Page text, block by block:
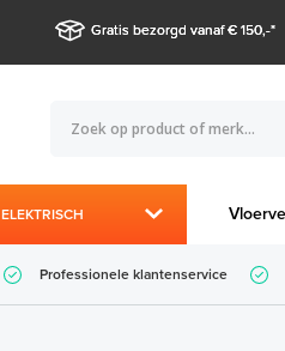
Gratis bezorgd vanaf € 150,-*
ELEKTRISCH
Professionele klantenservice